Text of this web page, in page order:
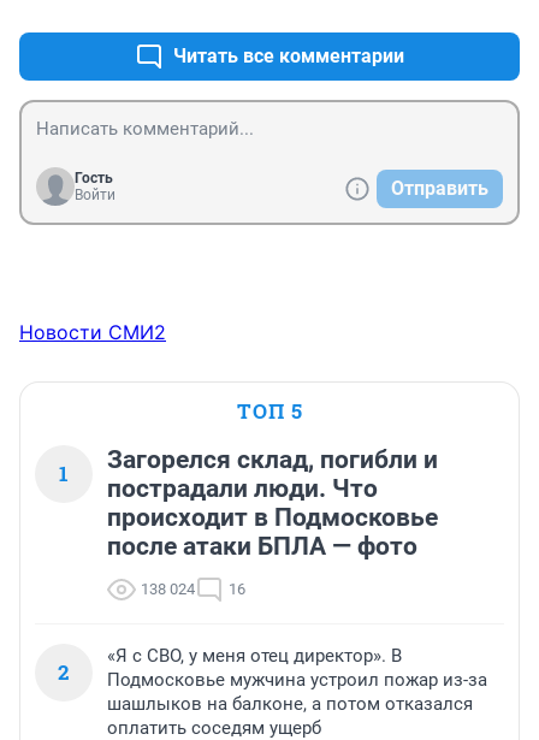
Читать все комментарии
Гость
Войти
Отправить
Новости СМИ2
ТОП 5
1
Загорелся склад, погибли и
пострадали люди. Что
происходит в Подмосковье
после атаки БПЛА — фото
138 024 16
2
«Я с СВО, у меня отец директор». В
Подмосковье мужчина устроил пожар из-за
шашлыков на балконе, а потом отказался
оплатить соседям ущерб